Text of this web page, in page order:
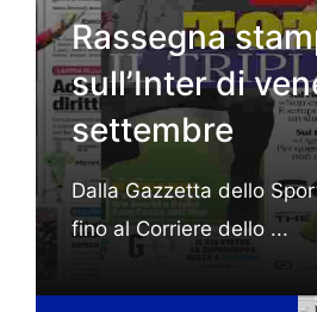
Rassegna
sull’Inter di
settembre
Dalla Gazzetta dello
fino al Corriere dello ...